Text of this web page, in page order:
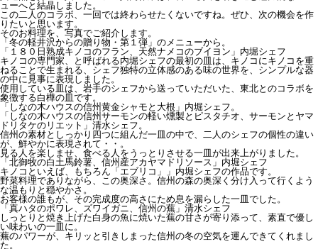
ューへと結晶しました。
この二人のコラボ、一回では終わらせたくないですね。ぜひ、次の機会を作
りたいと思います。
そのお料理を、写真でご紹介します。
「冬の軽井沢からの贈り物・第１弾」のメニューから。
「１８０日熟成キノコのフラン、天然ナメコのブイヨン」内堀シェフ
キノコの専門家、と呼ばれる内堀シェフの最初の皿は、キノコにキノコを重
ねることで生まれる、シェフ独特の立体感のある味の世界を、シンプルな器
の中に見事に表現しました。
使用している皿は、岩手のシェフから送っていただいた、東北とのコラボを
象徴する白樺の皿です。
「しなの木ハウスの信州黄金シャモと大根」内堀シェフ。
「しなの木ハウスの信州サーモンの軽い燻製とピスタチオ、サーモンとヤマ
ドリタケのリエット」清水シェフ。
信州の素材としっかり四つに組んだ一皿の中で、二人のシェフの個性の違い
が、鮮やかに表現されて・・。
見る人を楽しませ、食べる人をうっとりさせる一皿が出来上がりました。
「北御牧の白土馬鈴薯、信州産アカヤマドリソース」内堀シェフ
キノコといえば、もちろん「エブリコ」」内堀シェフの作品です。
野菜料理でありながら、この奥深さ。信州の森の奥深く分け入って行くよう
な温もりと穏やかさ。
お客様の誰もが、その完成度の高さにため息を漏らした一皿でした。
「真ハタのポワレ、ズワイガニ、信州の蕪」清水シェフ
しっとりと焼き上げた白身の魚に焼いた蕪の甘さが寄り添って、素直で優し
い味わいの一皿に。
蕪のパワーが、キリッと引きしまった信州の冬の空気を運んできてくれまし
た。